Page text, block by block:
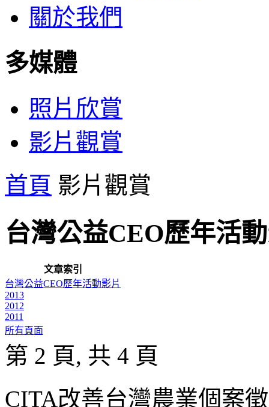
關於我們
多媒體
照片欣賞
影片觀賞
首頁 影片觀賞
台灣公益CEO歷年活
文章索引
台灣公益CEO歷年活動影片
2013
2012
2011
所有頁面
第 2 頁, 共 4 頁
CITA改善台灣農業個案